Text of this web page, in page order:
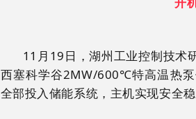
11月19日，湖州工业控制技术
西塞科学谷2MW/600℃特高温热
全部投入储能系统，主机实现安全